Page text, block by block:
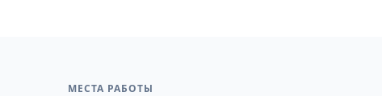
МЕСТА РАБОТЫ